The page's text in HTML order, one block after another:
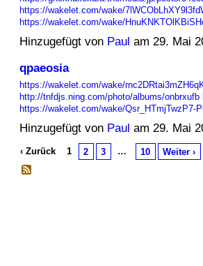
https://wakelet.com/wake/
https://wakelet.com/wake/
Hinzugefügt von Paul am 29. Mai
qpaeosia
https://wakelet.com/wake/
http://tnfdjs.ning.com/photo/albums/onbrxufb
https://wakelet.com/wake/Qsr_HTmjTwzP7-
Hinzugefügt von Paul am 29. Mai
‹ Zurück 1 2 3 … 10 Weiter ›